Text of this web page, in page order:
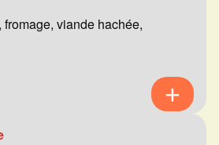
viande hachée,